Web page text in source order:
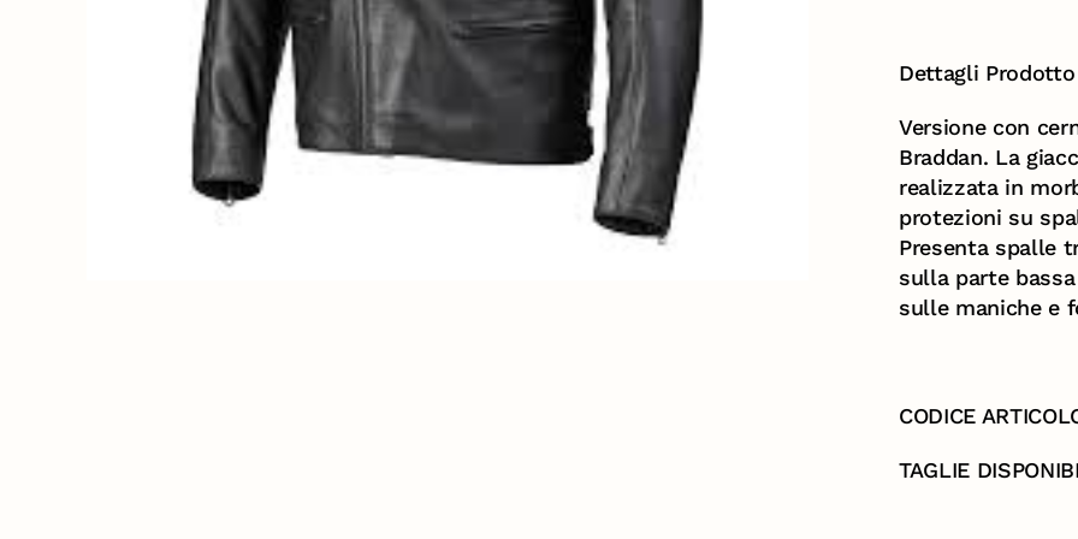
Dettagli Prodotto
Versione con
Braddan. La
realizzata in
protezioni su
Presenta spalle
sulla parte
sulle maniche e
CODICE
TAGLIE